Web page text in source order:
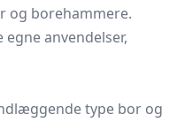
og borehammere.
anvendelser,
type bor og